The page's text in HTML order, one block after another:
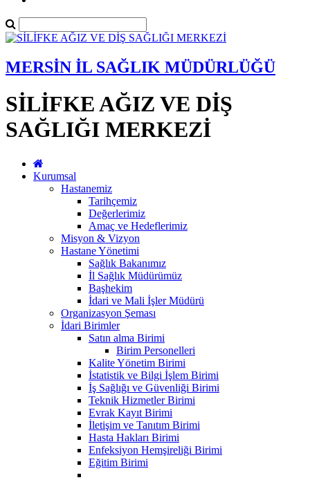
MERSİN İL SAĞLIK MÜDÜRLÜĞÜ
SİLİFKE AĞIZ VE DİŞ
SAĞLIĞI MERKEZİ
Kurumsal
Hastanemiz
Tarihçemiz
Değerlerimiz
Amaç ve Hedeflerimiz
Misyon & Vizyon
Hastane Yönetimi
Sağlık Bakanımız
İl Sağlık Müdürümüz
Başhekim
İdari ve Mali İşler Müdürü
Organizasyon Şeması
İdari Birimler
Satın alma Birimi
Birim Personelleri
Kalite Yönetim Birimi
İstatistik ve Bilgi İşlem Birimi
İş Sağlığı ve Güvenliği Birimi
Teknik Hizmetler Birimi
Evrak Kayıt Birimi
İletişim ve Tanıtım Birimi
Hasta Hakları Birimi
Enfeksiyon Hemşireliği Birimi
Eğitim Birimi